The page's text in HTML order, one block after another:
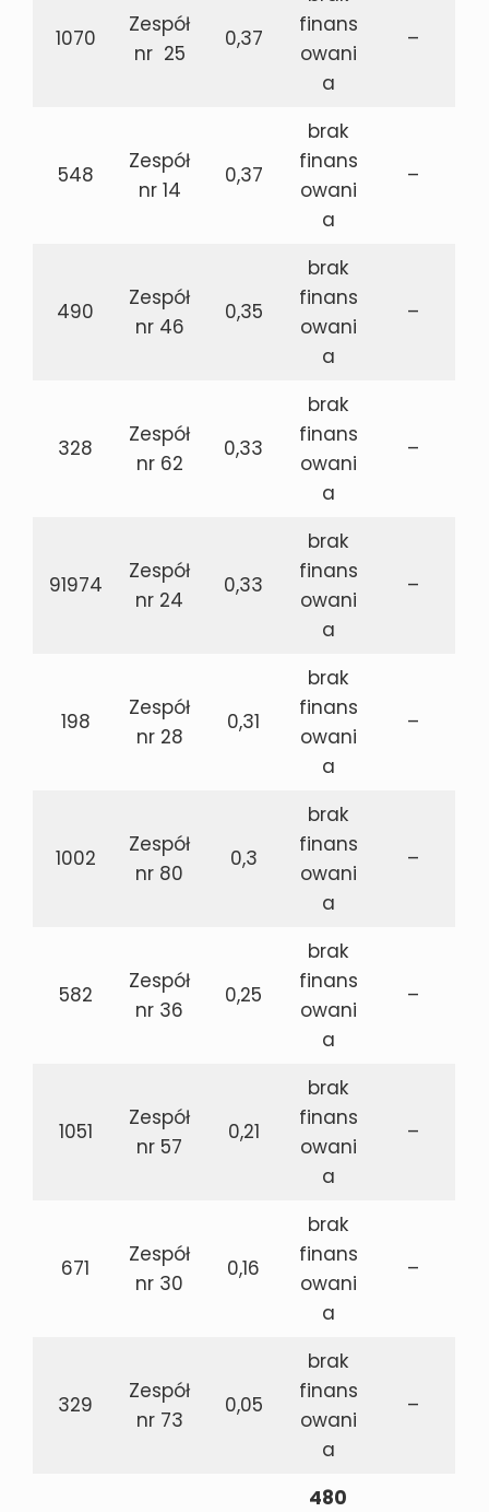
1070
Zespół
nr 25
0,37
finans
owani
a
–
548
Zespół
nr 14
0,37
brak
finans
owani
a
–
490
Zespół
nr 46
0,35
brak
finans
owani
a
–
328
Zespół
nr 62
0,33
brak
finans
owani
a
–
91974
Zespół
nr 24
0,33
brak
finans
owani
a
–
198
Zespół
nr 28
0,31
brak
finans
owani
a
–
1002
Zespół
nr 80
0,3
brak
finans
owani
a
–
582
Zespół
nr 36
0,25
brak
finans
owani
a
–
1051
Zespół
nr 57
0,21
brak
finans
owani
a
–
671
Zespół
nr 30
0,16
brak
finans
owani
a
–
329
Zespół
nr 73
0,05
brak
finans
owani
a
–
480